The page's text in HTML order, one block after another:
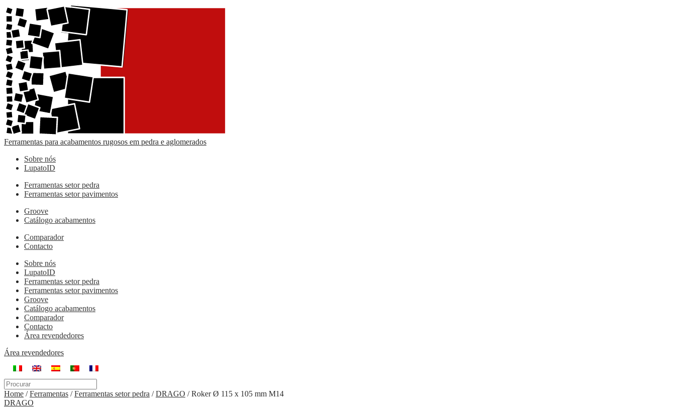
Ferramentas para acabamentos rugosos em pedra e aglomerados
Sobre nós
LupatoID
Ferramentas setor pedra
Ferramentas setor pavimentos
Groove
Catálogo acabamentos
Comparador
Contacto
Sobre nós
LupatoID
Ferramentas setor pedra
Ferramentas setor pavimentos
Groove
Catálogo acabamentos
Comparador
Contacto
Área revendedores
Área revendedores
Home /Ferramentas /Ferramentas setor pedra /DRAGO /Roker Ø 115 x 105 mm M14
DRAGO